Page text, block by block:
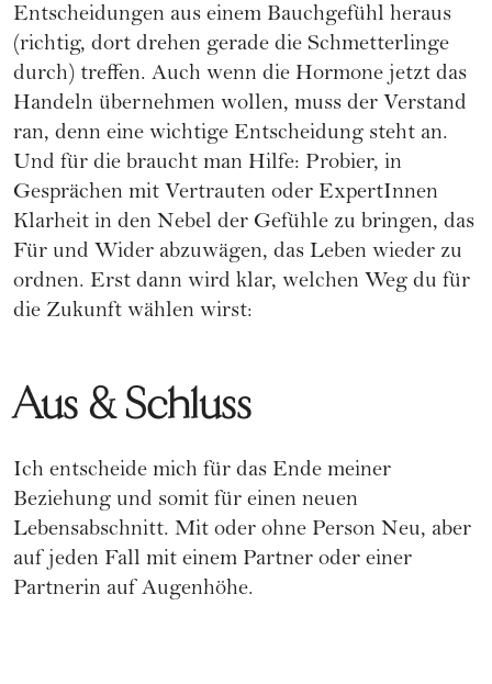
Entscheidungen aus einem Bauchgefühl heraus
(richtig, dort drehen gerade die Schmetterlinge
durch) treffen. Auch wenn die Hormone jetzt das
Handeln übernehmen wollen, muss der Verstand
ran, denn eine wichtige Entscheidung steht an.
Und für die braucht man Hilfe: Probier, in
Gesprächen mit Vertrauten oder ExpertInnen
Klarheit in den Nebel der Gefühle zu bringen, das
Für und Wider abzuwägen, das Leben wieder zu
ordnen. Erst dann wird klar, welchen Weg du für
die Zukunft wählen wirst:
Aus & Schluss
Ich entscheide mich für das Ende meiner
Beziehung und somit für einen neuen
Lebensabschnitt. Mit oder ohne Person Neu, aber
auf jeden Fall mit einem Partner oder einer
Partnerin auf Augenhöhe.